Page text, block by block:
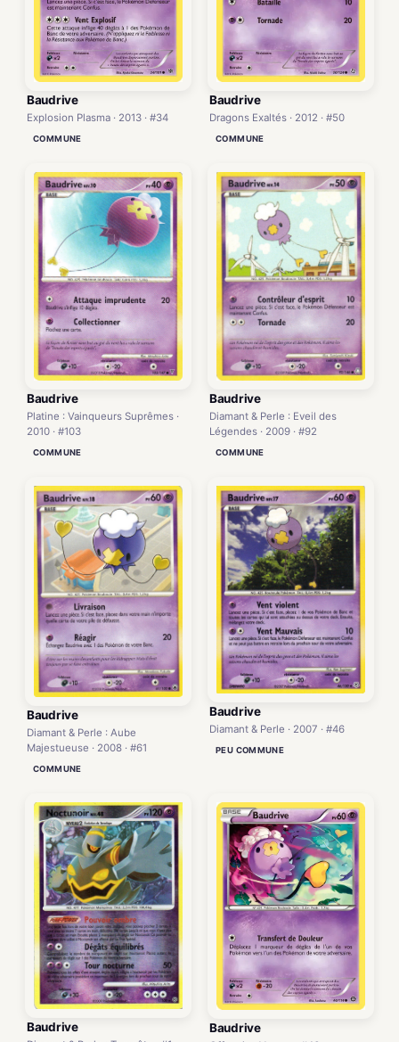
Baudrive
Explosion Plasma · 2013 · #34
COMMUNE
Baudrive
Dragons Exaltés · 2012 · #50
COMMUNE
Baudrive
Platine : Vainqueurs Suprêmes ·
2010 · #103
COMMUNE
Baudrive
Diamant & Perle : Eveil des
Légendes · 2009 · #92
COMMUNE
Baudrive
Diamant & Perle : Aube
Majestueuse · 2008 · #61
COMMUNE
Baudrive
Diamant & Perle · 2007 · #46
PEU COMMUNE
Baudrive Baudrive